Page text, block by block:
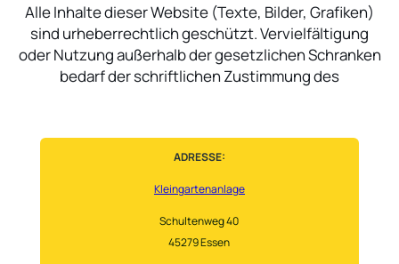
Alle Inhalte dieser Website (Texte, Bilder, Grafiken)
sind urheberrechtlich geschützt. Vervielfältigung
oder Nutzung außerhalb der gesetzlichen Schranken
bedarf der schriftlichen Zustimmung des
ADRESSE:
Kleingartenanlage
Schultenweg 40
45279 Essen